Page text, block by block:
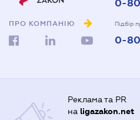
ПРО КОМПАНІЮ
0-
Підбір
0-
Реклама та PR
на ligazakon.net